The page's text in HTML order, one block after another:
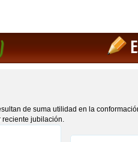
de suma utilidad en la
reciente jubilación.